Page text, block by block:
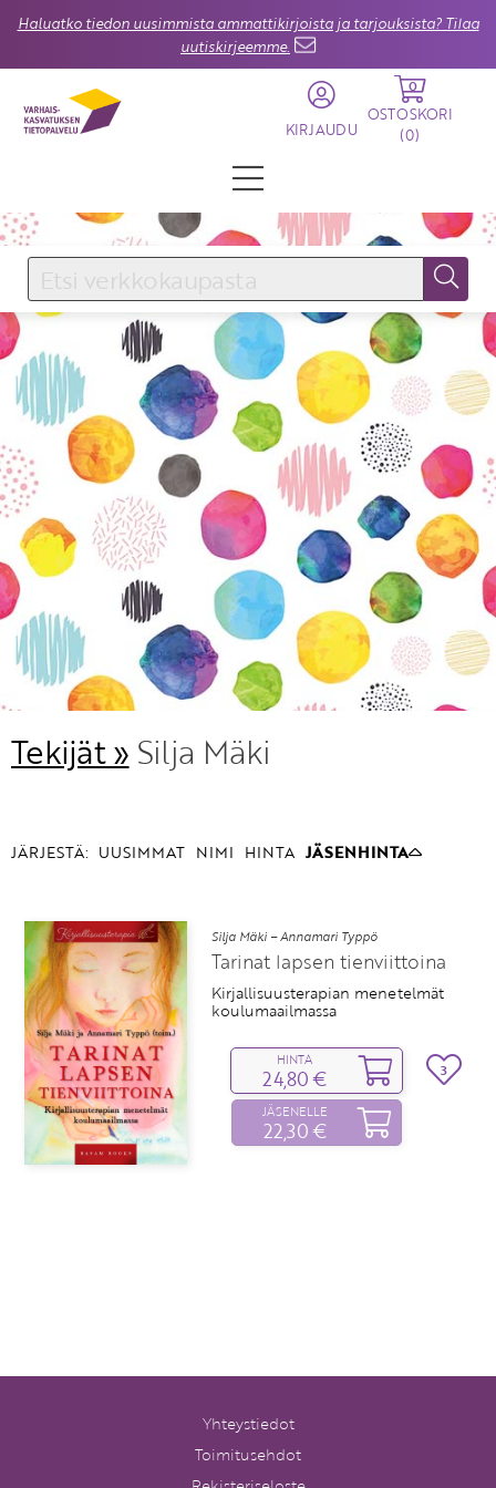
Haluatko tiedon uusimmista ammattikirjoista ja tarjouksista? Tilaa
uutiskirjeemme.
KIRJAUDU
0
OSTOSKORI
(0)
KIRJAUDU SISÄÄN
Käyttäjätunnus
Salasana
Unohtuiko salasana?
KIRJAUDU SISÄÄN
Etkö ole vielä Varhaiskasvatuksen Tietopalvelun
jäsen?
Liity tästä!
Tekijät » Silja Mäki
JÄRJESTÄ: UUSIMMAT NIMI HINTA JÄSENHINTA
Silja Mäki – Annamari Typpö
Tarinat lapsen tienviittoina
Kirjallisuusterapian menetelmät
koulumaailmassa
HINTA
24,80 €
JÄSENELLE
22,30 €
3
Yhteystiedot
Toimitusehdot